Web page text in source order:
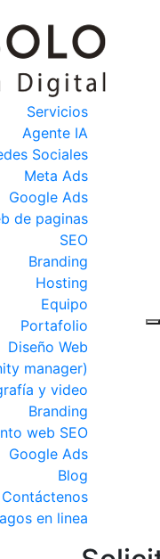
Servicios
Agente IA
Sociales
Meta Ads
Google Ads
de paginas
SEO
Branding
Hosting
Equipo
Portafolio
Diseño Web
manager)
y video
Branding
web SEO
Google Ads
Blog
Contáctenos
en linea